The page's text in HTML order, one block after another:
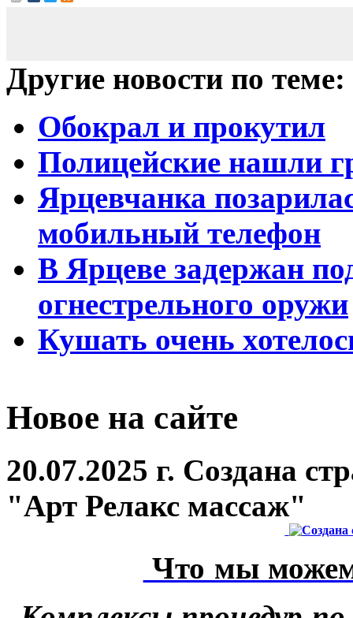
Другие новости по теме:
Обокрал и прокутил
Полицейские нашли
Ярцевчанка
мобильный телефон
В Ярцеве задержан
огнестрельного оружи
Кушать очень
Новое на сайте
20.07.2025 г. Создана
"Арт Релакс массаж"
Что мы